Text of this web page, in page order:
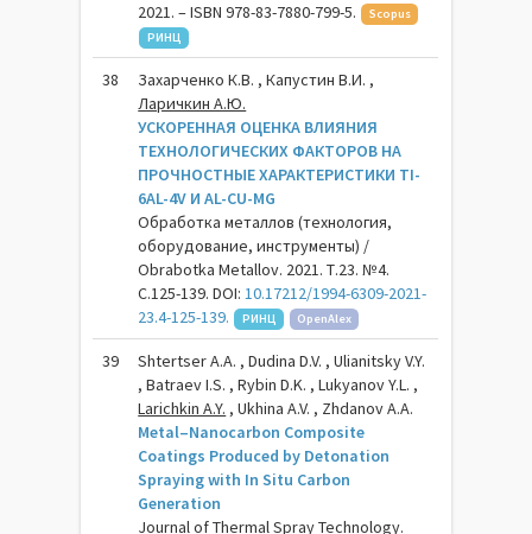
2021. – ISBN 978-83-7880-799-5.
Scopus
РИНЦ
38
Захарченко К.В. , Капустин В.И. ,
Ларичкин А.Ю.
УСКОРЕННАЯ ОЦЕНКА ВЛИЯНИЯ
ТЕХНОЛОГИЧЕСКИХ ФАКТОРОВ НА
ПРОЧНОСТНЫЕ ХАРАКТЕРИСТИКИ TI-
6AL-4V И AL-CU-MG
Обработка металлов (технология,
оборудование, инструменты) /
Obrabotka Metallov. 2021. Т.23. №4.
С.125-139. DOI:10.17212/1994-6309-2021-
23.4-125-139.
РИНЦ OpenAlex
39
Shtertser A.A. , Dudina D.V. , Ulianitsky V.Y.
, Batraev I.S. , Rybin D.K. , Lukyanov Y.L. ,
Larichkin A.Y. , Ukhina A.V. , Zhdanov A.A.
Metal–Nanocarbon Composite
Coatings Produced by Detonation
Spraying with In Situ Carbon
Generation
Journal of Thermal Spray Technology.